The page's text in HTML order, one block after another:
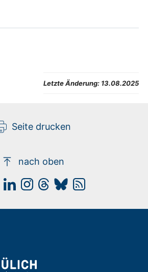
Letzte Änderung: 13.08.2025
Seite drucken
nach oben